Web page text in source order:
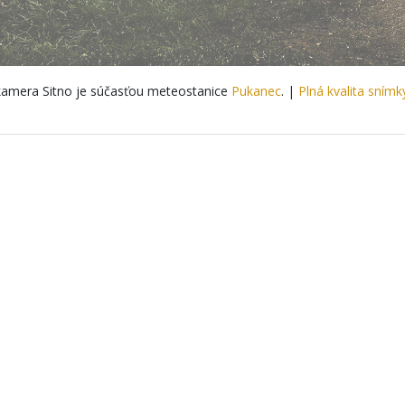
Sitno je súčasťou meteostanice Pukanec. | Plná kvalita